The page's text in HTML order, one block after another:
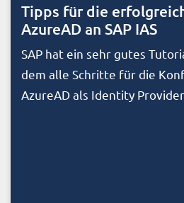
Tipps für die
AzureAD an SAP IAS
SAP hat ein sehr gutes
dem alle Schritte für die
AzureAD als Identity Provider